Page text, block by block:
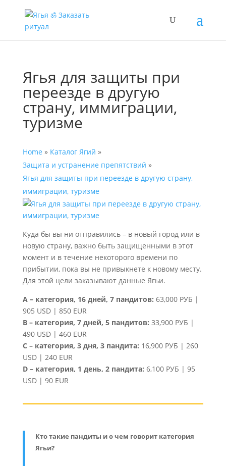
Ягья для защиты при
переезде в другую
страну, иммиграции,
туризме
Home » Каталог Ягий »
Защита и устранение препятствий »
Ягья для защиты при переезде в другую страну,
иммиграции, туризме
Куда бы вы ни отправились – в новый город или в
новую страну, важно быть защищенными в этот
момент и в течение некоторого времени по
прибытии, пока вы не привыкнете к новому месту.
Для этой цели заказывают данные Ягьи.
A – категория, 16 дней, 7 пандитов: 63,000 РУБ |
905 USD | 850 EUR
B – категория, 7 дней, 5 пандитов: 33,900 РУБ |
490 USD | 460 EUR
C – категория, 3 дня, 3 пандита: 16,900 РУБ | 260
USD | 240 EUR
D – категория, 1 день, 2 пандита: 6,100 РУБ | 95
USD | 90 EUR
Кто такие пандиты и о чем говорит категория
Ягьи?